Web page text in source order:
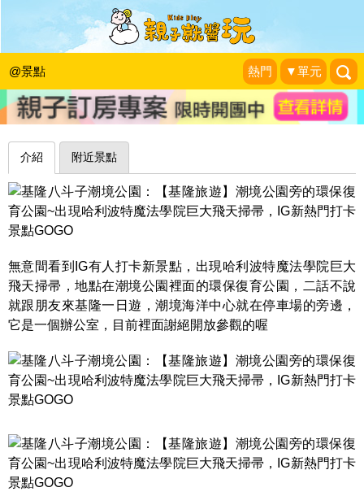
@景點 熱門 ▼單元
魁地奇開打！騎上巨大飛天掃帚～基隆
環保復育公園
|2016-10-31
介紹 附近景點
無意間看到IG有人打卡新景點，出現哈利波特魔法學院巨大
飛天掃帚，地點在潮境公園裡面的環保復育公園，二話不說
就跟朋友來基隆一日遊，潮境海洋中心就在停車場的旁邊，
它是一個辦公室，目前裡面謝絕開放參觀的喔